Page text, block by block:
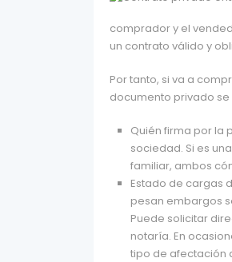
comprador y el
un contrato válido y
Por tanto, si va a
documento privado
Quién firma por la
sociedad. Si es
familiar, ambos
Estado de cargas
pesan embargos
Puede solicitar
notaría. En
tipo de afectación